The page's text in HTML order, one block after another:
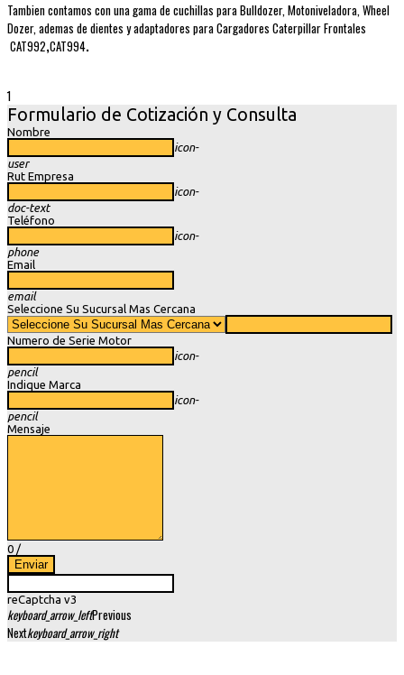
Tambien contamos con una gama de cuchillas para Bulldozer, Motoniveladora, Wheel
Dozer, ademas de dientes y adaptadores para Cargadores Caterpillar Frontales
CAT992,CAT994.
1
Formulario de Cotización y Consulta
Nombre
icon-
user
Rut Empresa
icon-
doc-text
Teléfono
icon-
phone
Email
email
Seleccione Su Sucursal Mas Cercana
Numero de Serie Motor
icon-
pencil
Indique Marca
icon-
pencil
Mensaje
0 /
Enviar
reCaptcha v3
keyboard_arrow_leftPrevious
Nextkeyboard_arrow_right